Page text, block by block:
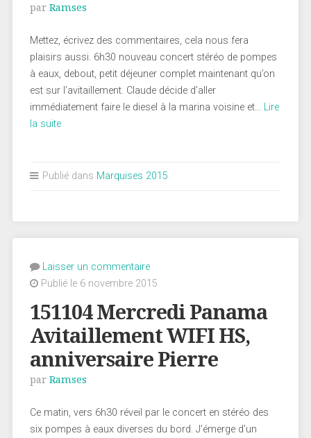
par Ramses
Mettez, écrivez des commentaires, cela nous fera
plaisirs aussi. 6h30 nouveau concert stéréo de pompes
à eaux, debout, petit déjeuner complet maintenant qu’on
est sur l’avitaillement. Claude décide d’aller
immédiatement faire le diesel à la marina voisine et… Lire
la suite
Publié dans Marquises 2015
Laisser un commentaire
Publié le 6 novembre 2015
151104 Mercredi Panama
Avitaillement WIFI HS,
anniversaire Pierre
par Ramses
Ce matin, vers 6h30 réveil par le concert en stéréo des
six pompes à eaux diverses du bord. J’émerge d’un